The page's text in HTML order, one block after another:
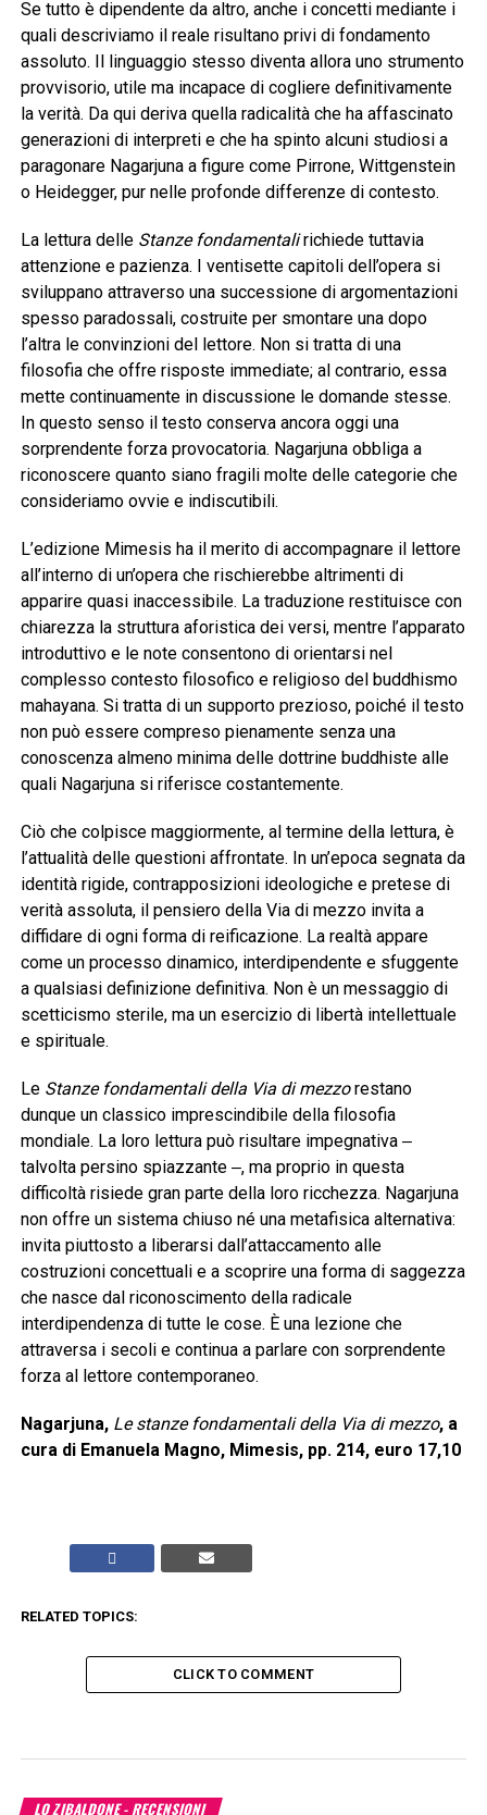
Se tutto è dipendente da altro, anche i concetti mediante i
quali descriviamo il reale risultano privi di fondamento
assoluto. Il linguaggio stesso diventa allora uno strumento
provvisorio, utile ma incapace di cogliere definitivamente
la verità. Da qui deriva quella radicalità che ha affascinato
generazioni di interpreti e che ha spinto alcuni studiosi a
paragonare Nagarjuna a figure come Pirrone, Wittgenstein
o Heidegger, pur nelle profonde differenze di contesto.
La lettura delle Stanze fondamentalirichiede tuttavia
attenzione e pazienza. I ventisette capitoli dell’opera si
sviluppano attraverso una successione di argomentazioni
spesso paradossali, costruite per smontare una dopo
l’altra le convinzioni del lettore. Non si tratta di una
filosofia che offre risposte immediate; al contrario, essa
mette continuamente in discussione le domande stesse.
In questo senso il testo conserva ancora oggi una
sorprendente forza provocatoria. Nagarjuna obbliga a
riconoscere quanto siano fragili molte delle categorie che
consideriamo ovvie e indiscutibili.
L’edizione Mimesis ha il merito di accompagnare il lettore
all’interno di un’opera che rischierebbe altrimenti di
apparire quasi inaccessibile. La traduzione restituisce con
chiarezza la struttura aforistica dei versi, mentre l’apparato
introduttivo e le note consentono di orientarsi nel
complesso contesto filosofico e religioso del buddhismo
mahayana. Si tratta di un supporto prezioso, poiché il testo
non può essere compreso pienamente senza una
conoscenza almeno minima delle dottrine buddhiste alle
quali Nagarjuna si riferisce costantemente.
Ciò che colpisce maggiormente, al termine della lettura, è
l’attualità delle questioni affrontate. In un’epoca segnata da
identità rigide, contrapposizioni ideologiche e pretese di
verità assoluta, il pensiero della Via di mezzo invita a
diffidare di ogni forma di reificazione. La realtà appare
come un processo dinamico, interdipendente e sfuggente
a qualsiasi definizione definitiva. Non è un messaggio di
scetticismo sterile, ma un esercizio di libertà intellettuale
e spirituale.
Le Stanze fondamentali della Via di mezzorestano
dunque un classico imprescindibile della filosofia
mondiale. La loro lettura può risultare impegnativa ‒
talvolta persino spiazzante ‒, ma proprio in questa
difficoltà risiede gran parte della loro ricchezza. Nagarjuna
non offre un sistema chiuso né una metafisica alternativa:
invita piuttosto a liberarsi dall’attaccamento alle
costruzioni concettuali e a scoprire una forma di saggezza
che nasce dal riconoscimento della radicale
interdipendenza di tutte le cose. È una lezione che
attraversa i secoli e continua a parlare con sorprendente
forza al lettore contemporaneo.
Nagarjuna, Le stanze fondamentali della Via di mezzo, a
cura di Emanuela Magno, Mimesis, pp. 214, euro 17,10
RELATED TOPICS:
CLICK TO COMMENT
LO ZIBALDONE - RECENSIONI